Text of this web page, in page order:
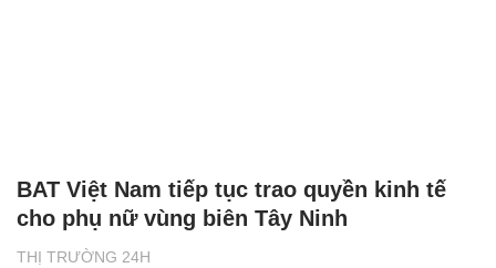
THỊ TRƯỜNG 24H
BAT Việt Nam tiếp tục trao quyền kinh tế
cho phụ nữ vùng biên Tây Ninh